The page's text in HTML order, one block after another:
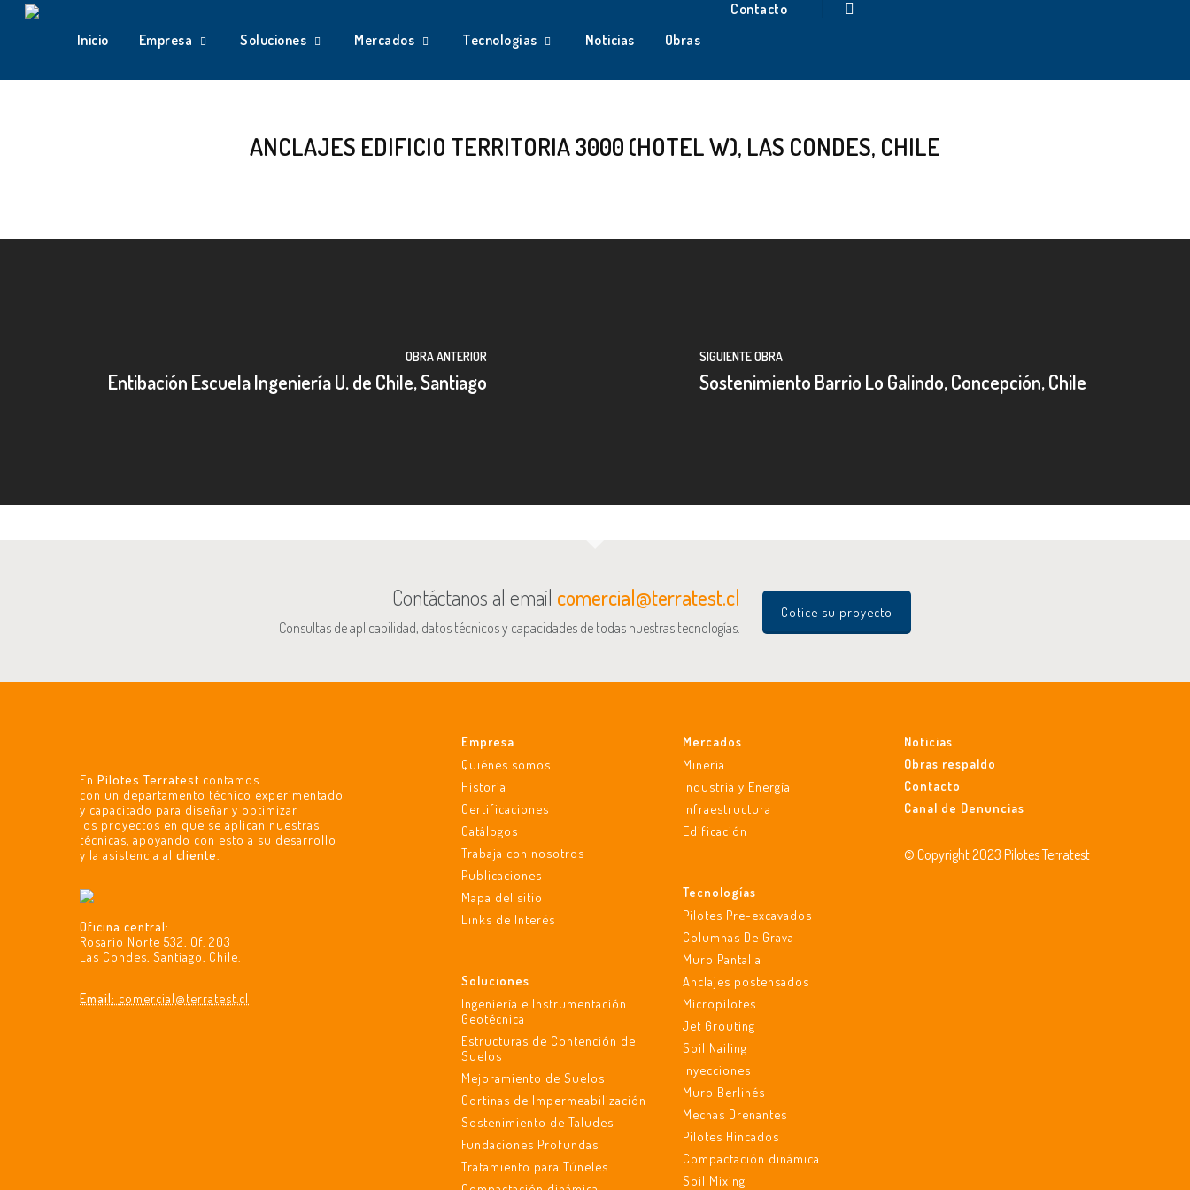
Skip
Inicio Empresa Soluciones Mercados Tecnologías Noticias Obras
Contacto search
ANCLAJES EDIFICIO TERRITORIA 3000 (HOTEL W), LAS CONDES, CHILE
OBRA ANTERIOR
Entibación Escuela Ingeniería U. de Chile, Santiago
SIGUIENTE OBRA
Sostenimiento Barrio Lo Galindo, Concepción, Chile
Contáctanos al email comercial@terratest.cl
Consultas de aplicabilidad, datos técnicos y capacidades de todas nuestras tecnologías.
Cotice su proyecto
En Pilotes Terratest contamos
con un departamento técnico experimentado
y capacitado para diseñar y optimizar
los proyectos en que se aplican nuestras
técnicas, apoyando con esto a su desarrollo
y la asistencia al cliente
Oficina central:
Rosario Norte 532, Of. 203
Las Condes, Santiago, Chile.
Email: comercial@terratest.cl
Empresa
Quiénes somos
Historia
Certificaciones
Catálogos
Trabaja con nosotros
Publicaciones
Mapa del sitio
Links de Interés
Soluciones
Ingeniería e Instrumentación
Geotécnica
Estructuras de Contención de
Suelos
Mejoramiento de Suelos
Cortinas de Impermeabilización
Sostenimiento de Taludes
Fundaciones Profundas
Tratamiento para Túneles
Mercados
Minería
Industria y Energía
Infraestructura
Edificación
Tecnologías
Pilotes Pre-excavados
Columnas De Grava
Muro Pantalla
Anclajes postensados
Micropilotes
Jet Grouting
Soil Nailing
Inyecciones
Muro Berlinés
Mechas Drenantes
Pilotes Hincados
Compactación dinámica
Soil Mixing
Noticias
Obras respaldo
Contacto
Canal de Denuncias
© Copyright 2023 Pilotes Terratest